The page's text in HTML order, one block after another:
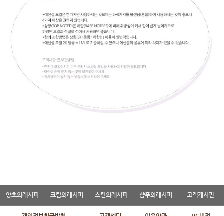
양초외레시피 크림외레시피 스킨외레시피 샴푸외레시피 고객게시판